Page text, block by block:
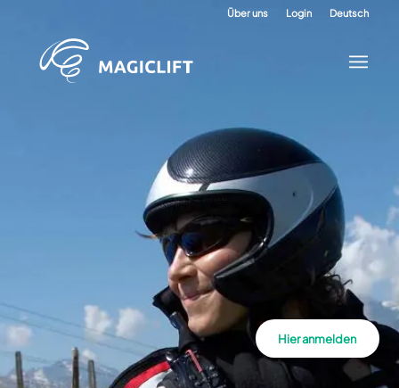
Über uns Login Deutsch
Hier anmelden